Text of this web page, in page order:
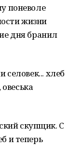
поневоле
жизни
дня бранил
хлеб
скупщик. С
и теперь